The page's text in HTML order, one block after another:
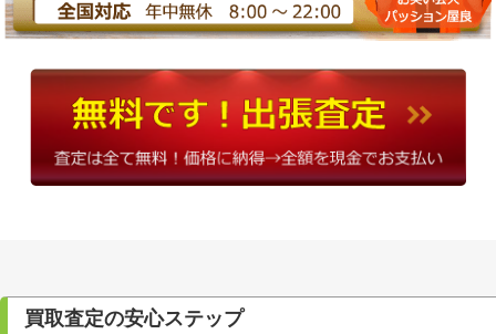
買取査定の安心ステップ